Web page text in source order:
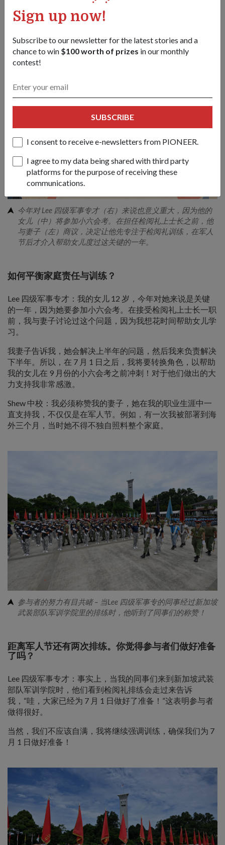
Sign up now!
Subscribe to our newsletter for the latest stories and a
chance to win $100 worth of prizes in our monthly
contest!
SUBSCRIBE
I consent to receive e-newsletters from PIONEER.
I agree to my data being shared with third party
platforms for the purpose of receiving these
communications.
直以来的支持，并照顾他们的儿子 Simba Nehaan Shew，孩
子今年 6 月满 21 个月。
今年对 Lee 四级军事专才（右）来说也意义重大，因为他的
女儿（中）将参加小六会考。在担任检阅礼上士长之前，他
与妻子（左）商议，决定让他先专注于检阅礼训练，在军人
节后才介入帮助女儿度过这关键的一年。
如何平衡家庭责任与训练？
Lee 四级军事专才：我的女儿 12 岁，今年对她来说是关键
的一年，因为她要参加小六会考。在接受检阅礼上士长一职
前，我与妻子讨论过这个问题，因为我想花时间帮助女儿学
习。
我妻子告诉我，她会解决上半年的问题，然后我来负责解决
下半年。所以，在 7 月 1 日之后，我将要转换角色，以帮助
我的女儿在 9 月份的小六会考之前冲刺！对于他们做出的大
力支持我非常感激。
Shew 中校：我必须称赞我的妻子，她在我的职业生涯中一
直支持我，不仅仅是在军人节。例如，有一次我被部署到海
外三个月，当时她不得不独自照料整个家庭。
参与者的努力有目共睹 – 当Lee 四级军事专的同事经过新加坡
武装部队军训学院里的排练时，他听到了同事们的称赞！
距离军人节还有两次排练。你觉得参与者们做好准备
了吗？
Lee 四级军事专才：事实上，当我的同事们来到新加坡武装
部队军训学院时，他们看到检阅礼排练会走过来告诉
我，“哇，大家已经为 7 月 1 日做好了准备！”这表明参与者
做得很好。
当然，我们不应该自满，我将继续强调训练，确保我们为 7
月 1 日做好准备！